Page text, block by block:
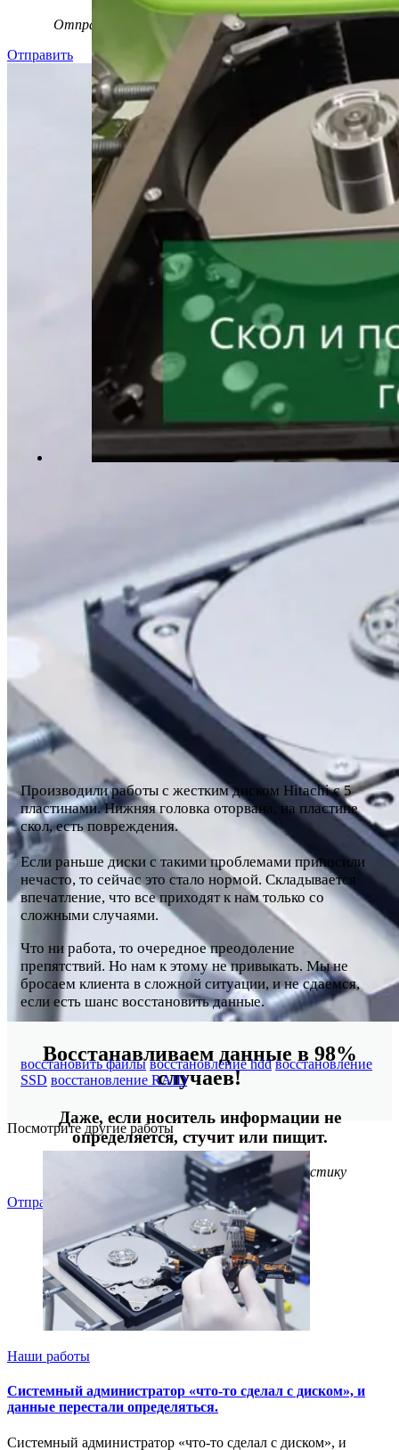
Отправьте заявку на бесплатнуюдиагностику
Отправить
Восстанавливаем данные в 98%
случаев!
Даже, если носитель информации не
определяется, стучит или пищит.
Отправьте заявку набесплатнуюдиагностику
Отправить
Производили работы с жестким диском Hitachi с 5
пластинами. Нижняя головка оторвана, на пластине
скол, есть повреждения.
Если раньше диски с такими проблемами приносили
нечасто, то сейчас это стало нормой. Складывается
впечатление, что все приходят к нам только со
сложными случаями.
Что ни работа, то очередное преодоление
препятствий. Но нам к этому не привыкать. Мы не
бросаем клиента в сложной ситуации, и не сдаемся,
если есть шанс восстановить данные.
восстановить файлы восстановление hdd восстановление
SSD восстановление RAID
Посмотрите другие работы
Наши работы
Системный администратор «что-то сделал с диском», и
данные перестали определяться.
Системный администратор «что-то сделал с диском», и